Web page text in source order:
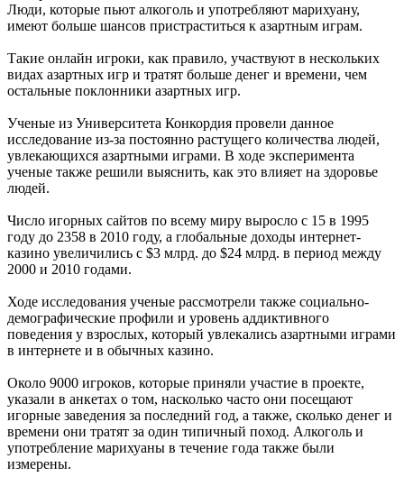
Люди, которые пьют алкоголь и употребляют марихуану,
имеют больше шансов пристраститься к азартным играм.
Такие онлайн игроки, как правило, участвуют в нескольких
видах азартных игр и тратят больше денег и времени, чем
остальные поклонники азартных игр.
Ученые из Университета Конкордия провели данное
исследование из-за постоянно растущего количества людей,
увлекающихся азартными играми. В ходе эксперимента
ученые также решили выяснить, как это влияет на здоровье
людей.
Число игорных сайтов по всему миру выросло с 15 в 1995
году до 2358 в 2010 году, а глобальные доходы интернет-
казино увеличились с $3 млрд. до $24 млрд. в период между
2000 и 2010 годами.
Ходе исследования ученые рассмотрели также социально-
демографические профили и уровень аддиктивного
поведения у взрослых, который увлекались азартными играми
в интернете и в обычных казино.
Около 9000 игроков, которые приняли участие в проекте,
указали в анкетах о том, насколько часто они посещают
игорные заведения за последний год, а также, сколько денег и
времени они тратят за один типичный поход. Алкоголь и
употребление марихуаны в течение года также были
измерены.